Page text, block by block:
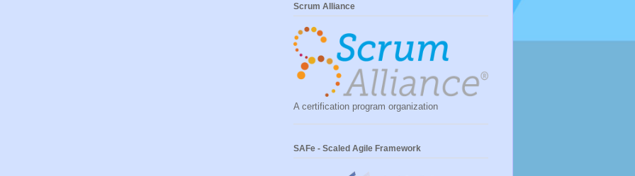
Scrum Alliance
A certification program organization
SAFe - Scaled Agile Framework